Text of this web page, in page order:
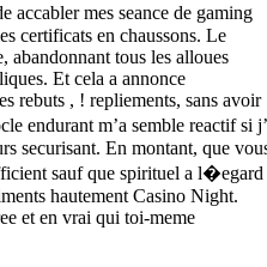
accabler mes seance de gaming
certificats en chaussons. Le
abandonnant tous les alloues
Et cela a annonce
rebuts , ! repliements, sans avoir
endurant m’a semble reactif si
securisant. En montant, que
sauf que spirituel a l�egard
hautement Casino Night.
et en vrai qui toi-meme